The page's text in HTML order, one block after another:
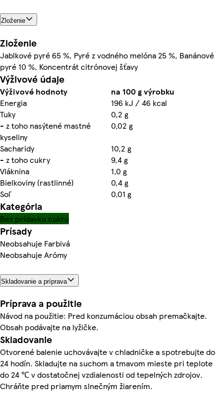
Zloženie
Zloženie
Jablkové pyré 65 %, Pyré z vodného melóna 25 %, Banánové
pyré 10 %, Koncentrát citrónovej šťavy
Výživové údaje
Výživové hodnoty
na 100 g výrobku
Energia
196 kJ / 46 kcal
Tuky
0,2 g
- z toho nasýtené mastné
kyseliny
0,02 g
Sacharidy
10,2 g
- z toho cukry
9,4 g
Vláknina
1,0 g
Bielkoviny (rastlinné)
0,4 g
Soľ
0,01 g
Kategória
Bez prídavku cukru
Prísady
Neobsahuje Farbivá
Neobsahuje Arómy
Skladovanie a príprava
Príprava a použitie
Návod na použitie: Pred konzumáciou obsah premačkajte.
Obsah podávajte na lyžičke.
Skladovanie
Otvorené balenie uchovávajte v chladničke a spotrebujte do
24 hodín. Skladujte na suchom a tmavom mieste pri teplote
do 24 ℃ v dostatočnej vzdialenosti od tepelných zdrojov.
Chráňte pred priamym slnečným žiarením.